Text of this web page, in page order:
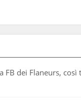
FB dei Flaneurs, così